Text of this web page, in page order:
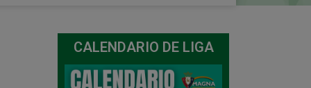
CALENDARIO DE LIGA